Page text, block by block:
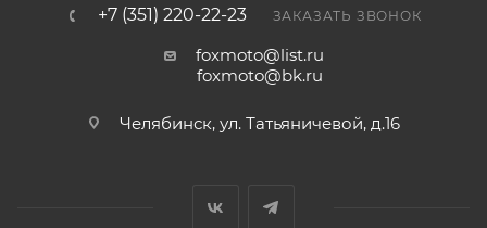
+7 (351) 220-22-23 ЗАКАЗАТЬ ЗВОНОК
foxmoto@list.ru
foxmoto@bk.ru
Челябинск, ул. Татьяничевой, д.16